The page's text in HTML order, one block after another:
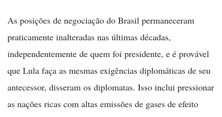
As posições de negociação do Brasil permaneceram
praticamente inalteradas nas últimas décadas,
independentemente de quem foi presidente, e é provável
que Lula faça as mesmas exigências diplomáticas de seu
antecessor, disseram os diplomatas. Isso inclui pressionar
as nações ricas com altas emissões de gases de efeito